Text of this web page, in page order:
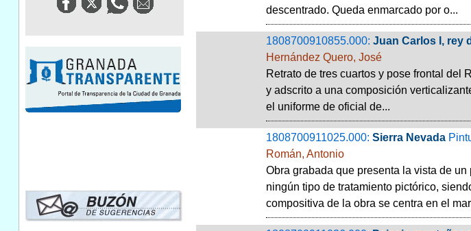
descentrado. Queda enmarcado por o...
1808700910855.000: Juan Carlos I, rey
Hernández Quero, José
Retrato de tres cuartos y pose frontal del
y adscrito a una composición
el uniforme de oficial de...
1808700911025.000: Sierra Nevada
Román, Antonio
Obra grabada que presenta la vista de
ningún tipo de tratamiento pictórico,
compositiva de la obra se centra en el